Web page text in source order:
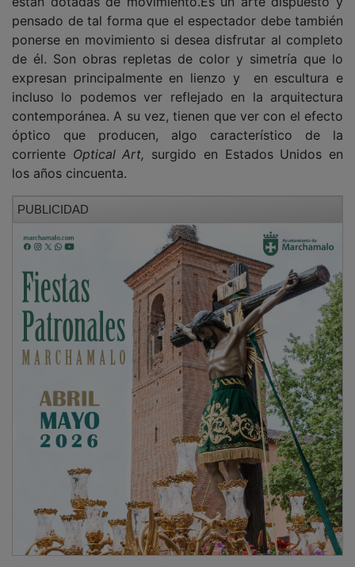
pensado de tal forma que el espectador debe también
ponerse en movimiento si desea disfrutar al completo
de él. Son obras repletas de color y simetría que lo
expresan principalmente en lienzo y en escultura e
incluso lo podemos ver reflejado en la arquitectura
contemporánea. A su vez, tienen que ver con el efecto
óptico que producen, algo característico de la
corrienteOptical Art,surgido en Estados Unidos en
los años cincuenta.